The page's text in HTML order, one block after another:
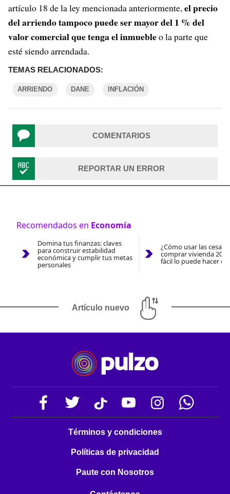
artículo 18 de la ley mencionada anteriormente,el precio
del arriendo tampoco puede ser mayor del 1 % del
valor comercial que tenga el inmuebleo la parte que
esté siendo arrendada.
TEMAS RELACIONADOS:
ARRIENDO DANE INFLACIÓN
COMENTARIOS
REPORTAR UN ERROR
Recomendados en Economía
Domina tus finanzas: claves
para construir estabilidad
económica y cumplir tus metas
personales
¿Cómo usar las
comprar vivienda
fácil lo puede hacer
Artículo nuevo
Términos y condiciones
Políticas de privacidad
Paute con Nosotros